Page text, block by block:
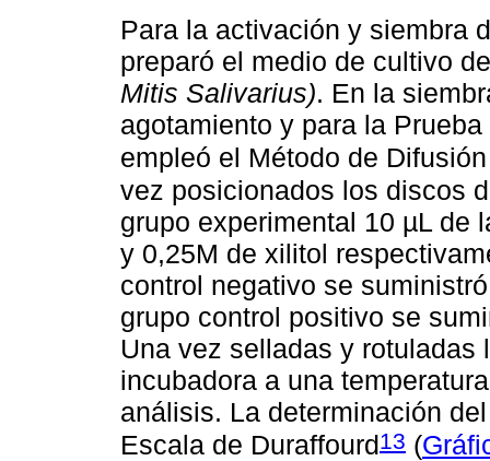
Para la activación y siembra
preparó el medio de cultivo
Mitis Salivarius). En la
agotamiento y para la
empleó el Método de
vez posicionados los discos
grupo experimental 10 µL de
y 0,25M de xilitol
control negativo se
grupo control positivo se
Una vez selladas y
incubadora a una
análisis. La determinación
Escala de Duraffourd13 (